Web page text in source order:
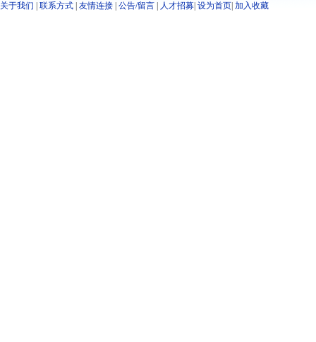
关于我们 联系方式 友情连接 公告/留言 人才招募 设为首页 加入收藏